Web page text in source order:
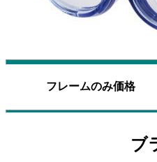
フレームのみ価格
ブラ